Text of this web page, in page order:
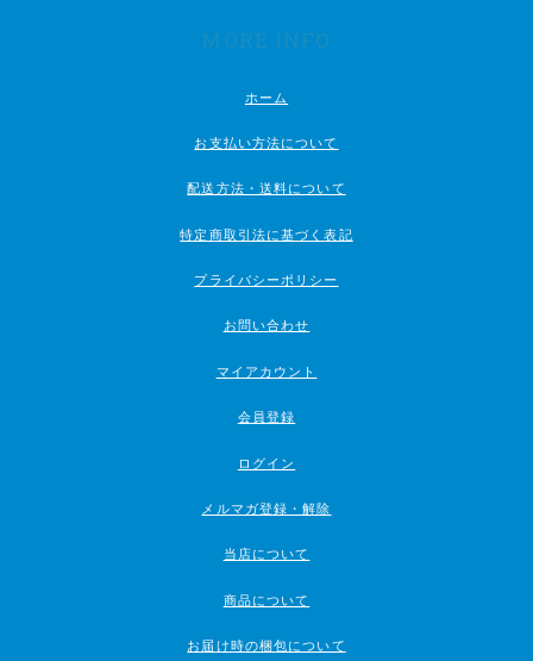
MORE INFO
ホーム
お支払い方法について
配送方法・送料について
特定商取引法に基づく表記
プライバシーポリシー
お問い合わせ
マイアカウント
会員登録
ログイン
メルマガ登録・解除
当店について
商品について
お届け時の梱包について